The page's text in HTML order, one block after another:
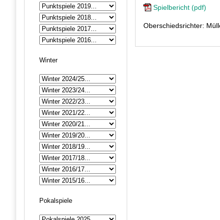
Winter
Pokalspiele
Spielbericht (pdf)
Oberschiedsrichter: